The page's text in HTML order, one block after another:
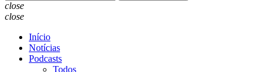
close
close
Início
Notícias
Podcasts
Todos